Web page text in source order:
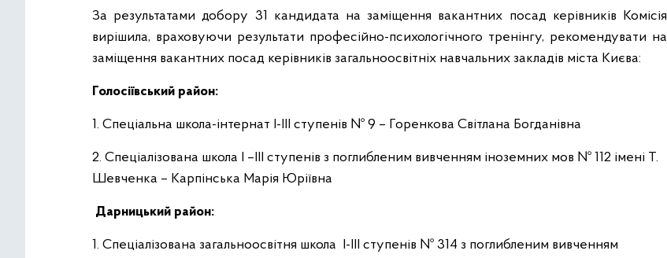
За результатами добору 31 кандидата на заміщення вакантних посад керівників Комісія
вирішила, враховуючи результати професійно-психологічного тренінгу, рекомендувати на
заміщення вакантних посад керівників загальноосвітніх навчальних закладів міста Києва:
Голосіївський район:
1. Спеціальна школа-інтернат І-ІІІ ступенів № 9 – Горенкова Світлана Богданівна
2. Спеціалізована школа І –ІІІ ступенів з поглибленим вивченням іноземних мов № 112 імені Т.
Шевченка – Карпінська Марія Юріївна
Дарницький район:
1. Спеціалізована загальноосвітня школа І-ІІІ ступенів № 314 з поглибленим вивченням